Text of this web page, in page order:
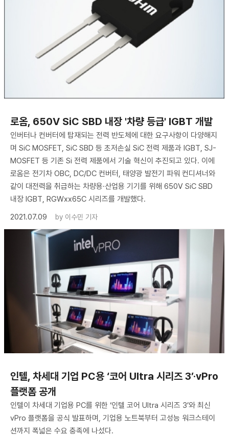
​로옴, 650V SiC SBD 내장 '차량 등급' IGBT 개발
인버터나 컨버터에 탑재되는 전력 반도체에 대한 요구사항이 다양해지
며 SiC MOSFET, SiC SBD 등 초저손실 SiC 전력 제품과 IGBT, SJ-
MOSFET 등 기존 Si 전력 제품에서 기술 혁신이 추진되고 있다. 이에
로옴은 전기차 OBC, DC/DC 컨버터, 태양광 발전기 파워 컨디셔너와
같이 대전력을 취급하는 차량용·산업용 기기를 위해 650V SiC SBD
내장 IGBT, RGWxx65C 시리즈를 개발했다.
2021.07.09
by 이수민 기자
인텔, 차세대 기업 PC용 ‘코어 Ultra 시리즈 3’·vPro
플랫폼 공개
인텔이 차세대 기업용 PC를 위한 ‘인텔 코어 Ultra 시리즈 3’와 최신
vPro 플랫폼을 공식 발표하며, 기업용 노트북부터 고성능 워크스테이
션까지 폭넓은 수요 충족에 나섰다.